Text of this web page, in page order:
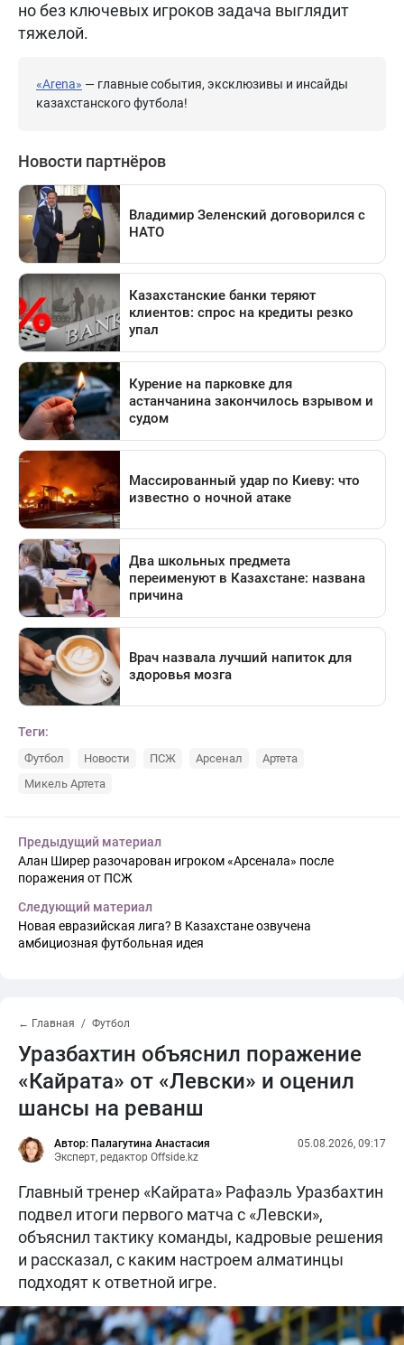
но без ключевых игроков задача выглядит
тяжелой.
«Arena» — главные события, эксклюзивы и инсайды
казахстанского футбола!
Теги:
Футбол Новости ПСЖ Арсенал
Артета
Микель Артета
Предыдущий материал
Алан Ширер разочарован игроком «Арсенала» после
поражения от ПСЖ
Следующий материал
Новая евразийская лига? В Казахстане озвучена
амбициозная футбольная идея
← Главная Футбол
Уразбахтин объяснил поражение
«Кайрата» от «Левски» и оценил
шансы на реванш
Автор: Палагутина Анастасия
Эксперт, редактор Offside.kz
05.08.2026, 09:17
Главный тренер «Кайрата» Рафаэль Уразбахтин
подвел итоги первого матча с «Левски»,
объяснил тактику команды, кадровые решения
и рассказал, с каким настроем алматинцы
подходят к ответной игре.